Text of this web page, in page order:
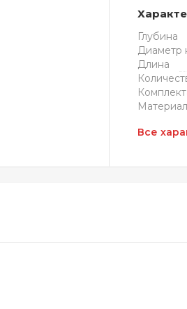
Глубина
Диаметр
Длина
Материал
Все